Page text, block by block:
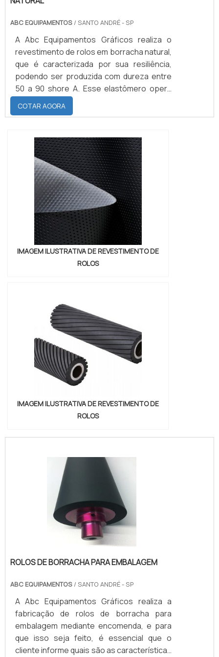
ABC EQUIPAMENTOS / SANTO ANDRÉ - SP
A Abc Equipamentos Gráficos realiza o
revestimento de rolos em borracha natural,
que é caracterizada por sua resiliência,
podendo ser produzida com dureza entre
50 a 90 shore A. Esse elastômero opera
entre temperaturas mínimas de -20°C e
90°C, possui excelente aderência a metais,
abrasão e resistência
dielétrica.QUALIDADES DO MATERIAL PARA
O SERVIÇOEm relação a deformação
perante a compressão, sua re...
COTAR AGORA
IMAGEM ILUSTRATIVA DE REVESTIMENTO DE
ROLOS
IMAGEM ILUSTRATIVA DE REVESTIMENTO DE
ROLOS
ROLOS DE BORRACHA PARA EMBALAGEM
ABC EQUIPAMENTOS / SANTO ANDRÉ - SP
A Abc Equipamentos Gráficos realiza a
fabricação de rolos de borracha para
embalagem mediante encomenda, e para
que isso seja feito, é essencial que o
cliente informe quais são as características